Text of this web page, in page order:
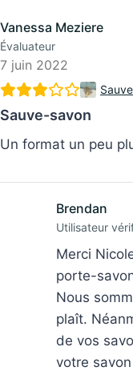
Évaluateur
7 juin 2022
Sauve-savon
Un format un peu
Brendan
Utilisateur
Merci
porte-
Nous
plaît.
de vos
votre